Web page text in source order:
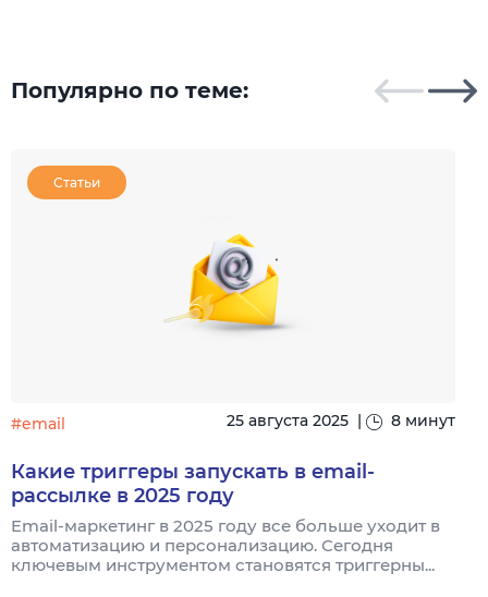
Популярно по теме:
Статьи
#email 25 августа 2025 | 8 минут
Какие триггеры запускать в email-
рассылке в 2025 году
Email-маркетинг в 2025 году все больше уходит в
автоматизацию и персонализацию. Сегодня
ключевым инструментом становятся триггерны...